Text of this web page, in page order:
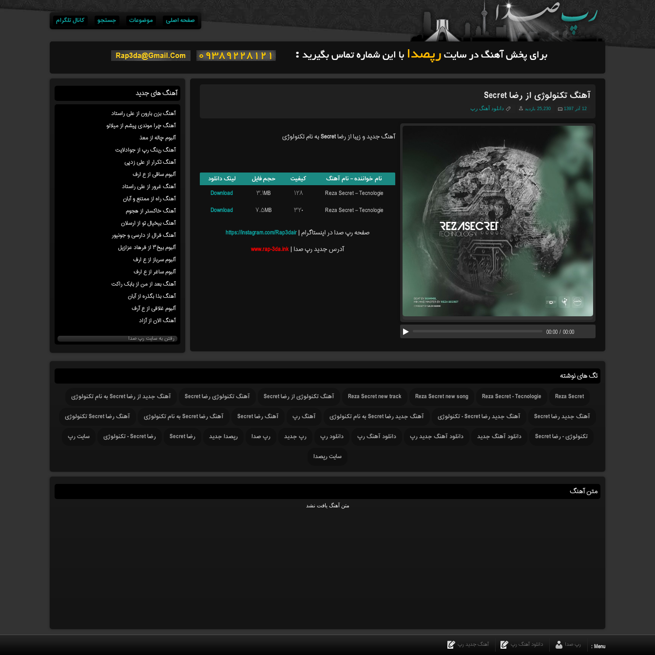
صفحه اصلی موضوعات جستجو کانال تلگرام
آهنگ تکنولوژی از رضا Secret
12 آذر 1397 25,230 بازدید دانلود آهنگ رپ
00:00 / 00:00
آهنگ جدید و زیبا از رضا Secret به نام تکنولوژی
نام خواننده – نام آهنگ کیفیت حجم فایل
لینک دانلود
Reza Secret – Tecnologie
۱۲۸ ۳.۱MB
Download
Reza Secret – Tecnologie
۳۲۰ ۷.۵MB Download
صفحه رپ صدا در اینستاگرام |https://instagram.com/Rap3dair
آدرس جدید رپ صدا |www.rap-3da.ink
آهنگ های جدید
آهنگ بزن بارون از علی راستاد
آهنگ چرا موندی پیشم از میلانو
آلبوم چاله از معذ
آهنگ رینگ رپ از جوادلایت
آهنگ تکرار از علی زدپی
آلبوم ساقی از ع ارف
آهنگ غرور از علی راستاد
آهنگ راه از ممتنع و آبان
آهنگ خاکستر از هجوم
آهنگ بیخیال تو از ارسلان
آهنگ فرال از دارسی و جونیور
آلبوم بیخ۳ از فرهاد عزازیل
آلبوم سرباز از ع ارف
آلبوم ساغر از ع ارف
آهنگ بعد از من از بابک راکت
آهنگ بذا بگذره از آبان
آلبوم غلافی از ع آرف
آهنگ الان از آزاد
رفتن به سایت رپ صدا
تگ های نوشته
Reza Secret
Reza Secret - Tecnologie
Reza Secret new song
Reza Secret new track آهنگ تکنولوژی از رضا Secret آهنگ تکنولوژی رضا Secret
آهنگ جدید از رضا Secret به نام تکنولوژی
آهنگ جدید رضا Secret
آهنگ جدید رضا Secret - تکنولوژی آهنگ جدید رضا Secret به نام تکنولوژی آهنگ رپ آهنگ رضا Secret آهنگ رضا Secret به نام تکنولوژی
آهنگ رضا Secret تکنولوژی
تکنولوژی - رضا Secret
دانلود آهنگ جدید دانلود آهنگ جدید رپ دانلود آهنگ رپ دانلود رپ رپ جدید رپ صدا رپصدا جدید رضا Secret رضا Secret - تکنولوژی
سایت رپ
سایت رپصدا
متن آهنگ
متن آهنگ یافت نشد
Menu : رپ صدا دانلود آهنگ رپ آهنگ جدید رپ